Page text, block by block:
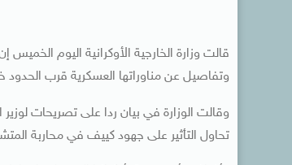
قالت وزارة الخارجية الأوكرانية اليوم
وتفاصيل عن مناوراتها العسكرية قرب الحدود خلال 48
وقالت الوزارة في بيان ردا على تصريحات
تحاول التأثير على جهود كييف في محاربة